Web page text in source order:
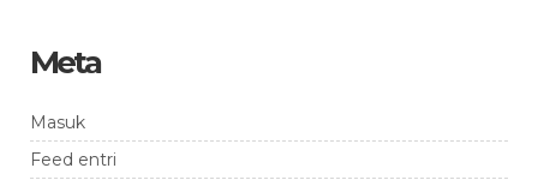
Meta
Masuk
Feed entri